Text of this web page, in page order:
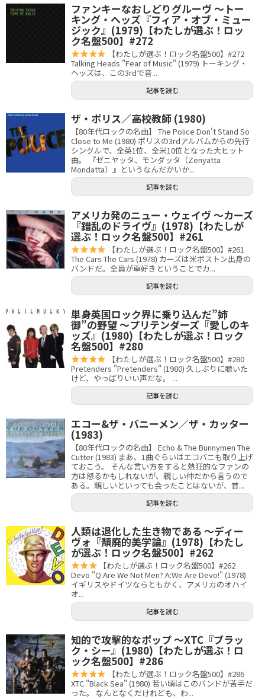
ファンキーなおしどりグルーヴ 〜トー
キング・ヘッズ『フィア・オブ・ミュー
ジック』(1979)【わたしが選ぶ！ロッ
ク名盤500】#272
【わたしが選ぶ！ロック名盤500】#272
Talking Heads "Fear of Music" (1979) トーキング・
ヘッズは、この3rdで音...
記事を読む
ザ・ポリス／高校教師 (1980)
【80年代ロックの名曲】 The Police Don't Stand So
Close to Me (1980) ポリスの3rdアルバムからの先行
シングルで、全英1位、全米10位となった大ヒット
曲。 『ゼニヤッタ、モンダッタ（Zenyatta
Mondatta）』というなんだかいか...
記事を読む
アメリカ発のニュー・ウェイヴ 〜カーズ
『錯乱のドライヴ』(1978)【わたしが
選ぶ！ロック名盤500】#261
【わたしが選ぶ！ロック名盤500】#261
The Cars The Cars (1978) カーズは米ボストン出身の
バンドだ。全員が車好きということでカ...
記事を読む
単身英国ロック界に乗り込んだ”姉
御”の野望 〜プリテンダーズ『愛しのキ
ッズ』(1980)【わたしが選ぶ！ロック
名盤500】#280
【わたしが選ぶ！ロック名盤500】#280
Pretenders "Pretenders" (1980) 久しぶりに聴いた
けど、やっぱりいい声だな。 ...
記事を読む
エコー&ザ・バニーメン／ザ・カッター
(1983)
【80年代ロックの名曲】 Echo & The Bunnymen The
Cutter (1983) まあ、1曲ぐらいはエコバニも取り上げ
ておこう。 そんな言い方をすると熱狂的なファンの
方は怒るかもしれないが、親しい仲だから言うので
ある。親しいといっても会ったことはないが、昔...
記事を読む
人類は退化した生き物である 〜ディー
ヴォ『頽廃的美学論』(1978)【わたし
が選ぶ！ロック名盤500】#262
【わたしが選ぶ！ロック名盤500】#262
Devo "Q:Are We Not Men? A:We Are Devo!" (1978)
イギリスやドイツならともかく、アメリカのオハイ
オ...
記事を読む
知的で攻撃的なポップ 〜XTC『ブラッ
ク・シー』(1980)【わたしが選ぶ！ロ
ック名盤500】#286
【わたしが選ぶ！ロック名盤500】#286
XTC "Black Sea" (1980) 若い頃はこのバンドが苦手だ
った。 なんとなくだけれども、わ...